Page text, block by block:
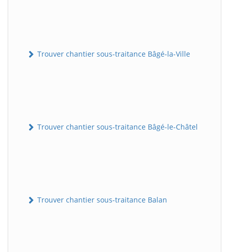
Trouver chantier sous-traitance Bâgé-la-Ville
Trouver chantier sous-traitance Bâgé-le-Châtel
Trouver chantier sous-traitance Balan